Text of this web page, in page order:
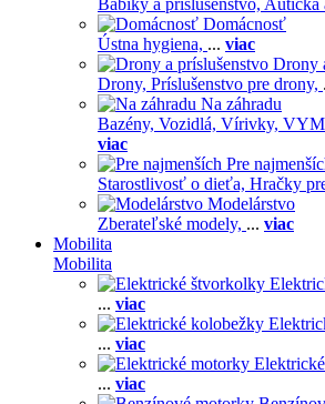
Bábiky a príslušenstvo, Autíčka
Domácnosť
Ústna hygiena, ... viac
Drony
Drony, Príslušenstvo pre drony,
Na záhradu
Bazény, Vozidlá, Vírivky,
viac
Pre
Starostlivosť o dieťa, Hračky
Modelárstvo
Zberateľské modely, ... viac
Mobilita
Mobilita
... viac
... viac
... viac